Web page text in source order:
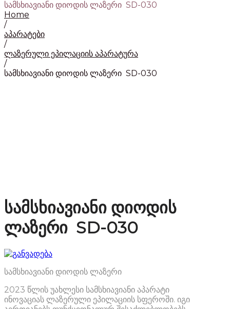
სამსხიავიანი დიოდის ლაზერი SD-030
Home
/
აპარატები
/
ლაზერული ეპილაციის აპარატურა
/
სამსხიავიანი დიოდის ლაზერი SD-030
სამსხიავიანი დიოდის
ლაზერი SD-030
სამსხიავიანი დიოდის ლაზერი
2023 წლის უახლესი სამსხიავიანი აპარატი
ინოვაციას ლაზერული ეპილაციის სფეროში. იგი